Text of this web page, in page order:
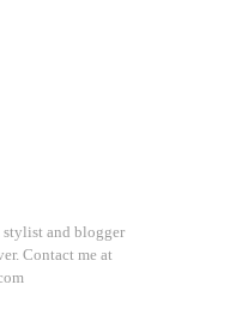
stylist and blogger
Contact me at